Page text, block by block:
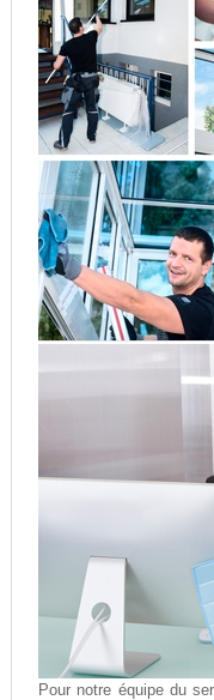
Pour notre équipe du